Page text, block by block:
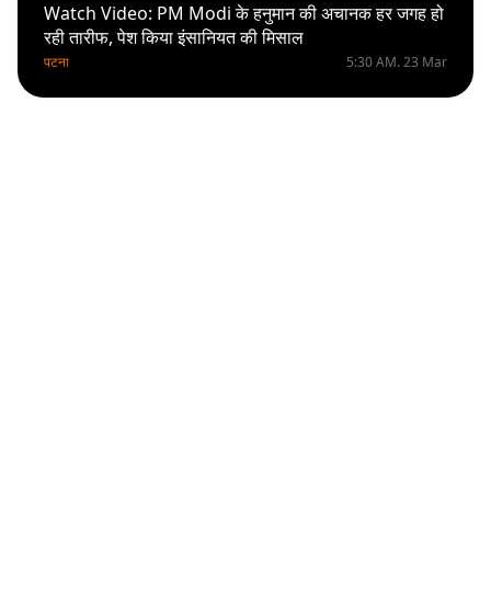
Watch Video: PM Modi के हनुमान की अचानक हर जगह हो
रही तारीफ, पेश किया इंसानियत की मिसाल
पटना 5:30 AM. 23 Mar